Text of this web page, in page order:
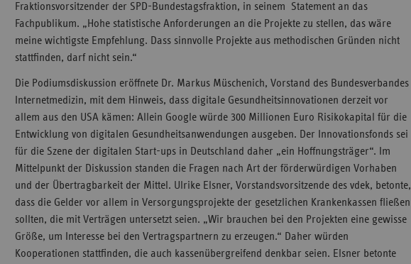
Fraktionsvorsitzender der SPD-Bundestagsfraktion, in seinem Statement an das
Fachpublikum. „Hohe statistische Anforderungen an die Projekte zu stellen, das wäre
meine wichtigste Empfehlung. Dass sinnvolle Projekte aus methodischen Gründen nicht
stattfinden, darf nicht sein.“
Die Podiumsdiskussion eröffnete Dr. Markus Müschenich, Vorstand des Bundesverbandes
Internetmedizin, mit dem Hinweis, dass digitale Gesundheitsinnovationen derzeit vor
allem aus den USA kämen: Allein Google würde 300 Millionen Euro Risikokapital für die
Entwicklung von digitalen Gesundheitsanwendungen ausgeben. Der Innovationsfonds sei
für die Szene der digitalen Start-ups in Deutschland daher „ein Hoffnungsträger“. Im
Mittelpunkt der Diskussion standen die Fragen nach Art der förderwürdigen Vorhaben
und der Übertragbarkeit der Mittel. Ulrike Elsner, Vorstandsvorsitzende des vdek, betonte,
dass die Gelder vor allem in Versorgungsprojekte der gesetzlichen Krankenkassen fließen
sollten, die mit Verträgen untersetzt seien. „Wir brauchen bei den Projekten eine gewisse
Größe, um Interesse bei den Vertragspartnern zu erzeugen.“ Daher würden
Kooperationen stattfinden, die auch kassenübergreifend denkbar seien. Elsner betonte